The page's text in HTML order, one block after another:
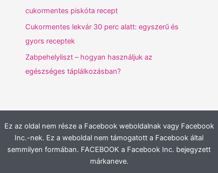
cukormentes piskóta recept
Cukormentes lekvár 30 perc alatt: egyszerű és
gyors receptek
Zabpehelyliszt – hogyan használjuk az
egészséges táplálkozásban?
Ez az oldal nem része a Facebook weboldalnak vagy Facebook
Inc.-nek. Ez a weboldal nem támogatott a Facebook által
semmilyen formában. FACEBOOK a Facebook Inc. bejegyzett
márkaneve.